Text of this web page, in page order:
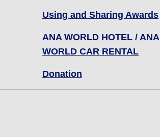
Using and Sharing Awards
ANA WORLD HOTEL / ANA
WORLD CAR RENTAL
Donation